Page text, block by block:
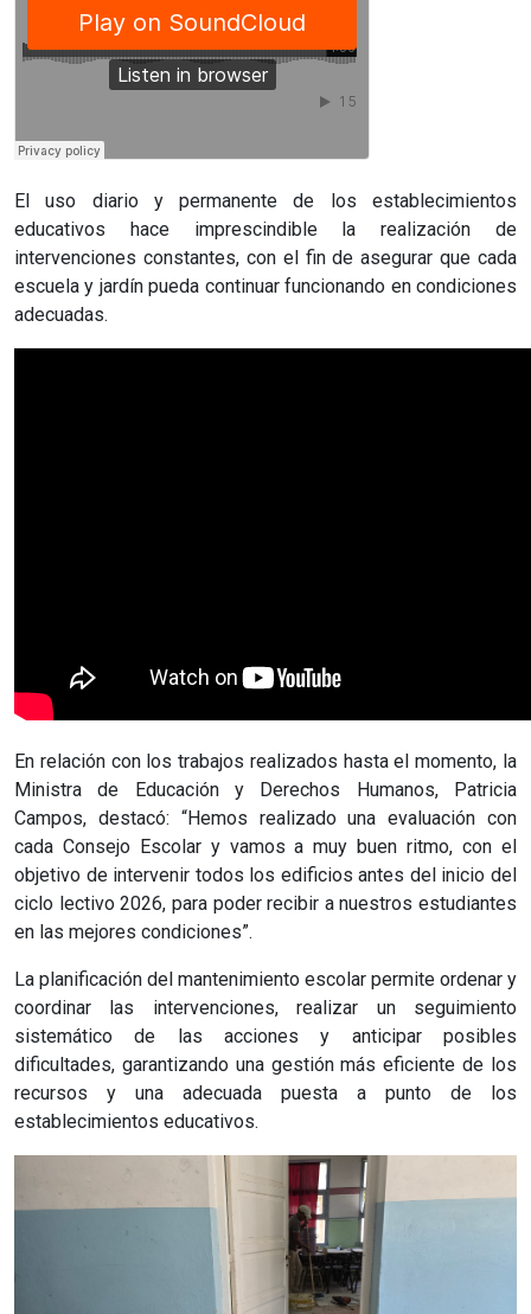
El uso diario y permanente de los establecimientos
educativos hace imprescindible la realización de
intervenciones constantes, con el fin de asegurar que cada
escuela y jardín pueda continuar funcionando en condiciones
adecuadas.
En relación con los trabajos realizados hasta el momento, la
Ministra de Educación y Derechos Humanos, Patricia
Campos, destacó: “Hemos realizado una evaluación con
cada Consejo Escolar y vamos a muy buen ritmo, con el
objetivo de intervenir todos los edificios antes del inicio del
ciclo lectivo 2026, para poder recibir a nuestros estudiantes
en las mejores condiciones”.
La planificación del mantenimiento escolar permite ordenar y
coordinar las intervenciones, realizar un seguimiento
sistemático de las acciones y anticipar posibles
dificultades, garantizando una gestión más eficiente de los
recursos y una adecuada puesta a punto de los
establecimientos educativos.